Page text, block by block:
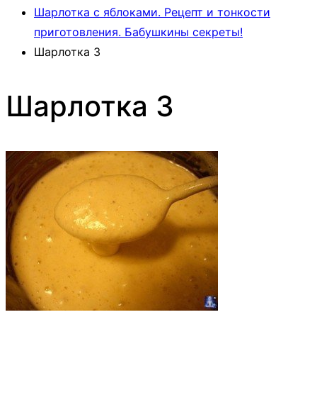
Шарлотка с яблоками. Рецепт и тонкости
приготовления. Бабушкины секреты!
Шарлотка 3
Шарлотка 3